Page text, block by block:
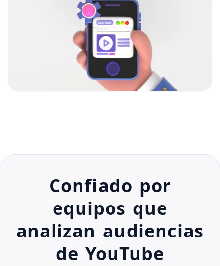
Confiado por
equipos que
analizan audiencias
de YouTube